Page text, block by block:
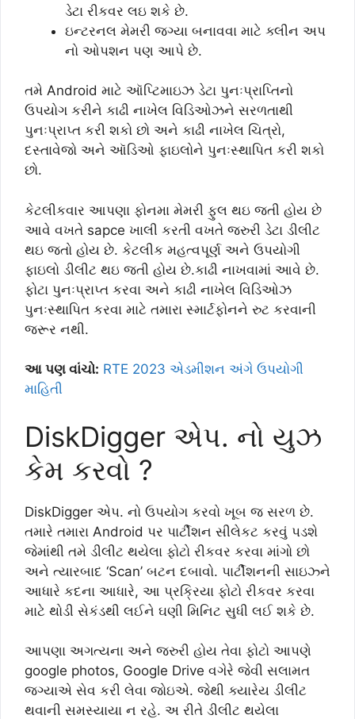
ડેટા રીકવર લઇ શકે છે.
ઇન્ટરનલ મેમરી જગ્યા બનાવવા માટે ક્લીન અપ
નો ઓપશન પણ આપે છે.
તમે Android માટે ઑપ્ટિમાઇઝ ડેટા પુનઃપ્રાપ્તિનો
ઉપયોગ કરીને કાઢી નાખેલ વિડિઓઝને સરળતાથી
પુનઃપ્રાપ્ત કરી શકો છો અને કાઢી નાખેલ ચિત્રો,
દસ્તાવેજો અને ઑડિઓ ફાઇલોને પુનઃસ્થાપિત કરી શકો
છો.
કેટલીકવાર આપણા ફોનમા મેમરી ફુલ થઇ જતી હોય છે
આવે વખતે sapce ખાલી કરતી વખતે જરુરી ડેટા ડીલીટ
થઇ જતો હોય છે. કેટલીક મહત્વપૂર્ણ અને ઉપયોગી
ફાઇલો ડીલીટ થઇ જતી હોય છે.કાઢી નાખવામાં આવે છે.
ફોટા પુનઃપ્રાપ્ત કરવા અને કાઢી નાખેલ વિડિઓઝ
પુનઃસ્થાપિત કરવા માટે તમારા સ્માર્ટફોનને રુટ કરવાની
જરૂર નથી.
આ પણ વાંચો: RTE 2023 એડમીશન અંગે ઉપયોગી
માહિતી
DiskDigger એપ. નો યુઝ
કેમ કરવો ?
DiskDigger એપ. નો ઉપયોગ કરવો ખૂબ જ સરળ છે.
તમારે તમારા Android પર પાર્ટીશન સીલેકટ કરવું પડશે
જેમાંથી તમે ડીલીટ થયેલા ફોટો રીકવર કરવા માંગો છો
અને ત્યારબાદ ‘Scan’ બટન દબાવો. પાર્ટીશનની સાઇઝ્ને
આધારે કદના આધારે, આ પ્રક્રિયા ફોટો રીકવર કરવા
માટે થોડી સેકંડથી લઈને ઘણી મિનિટ સુધી લઈ શકે છે.
આપણા અગત્યના અને જરુરી હોય તેવા ફોટો આપણે
google photos, Google Drive વગેરે જેવી સલામત
જગ્યાએ સેવ કરી લેવા જોઇએ. જેથી ક્યારેય ડીલીટ
થવાની સમસ્યાયા ન રહે. અ રીતે ડીલીટ થયેલા